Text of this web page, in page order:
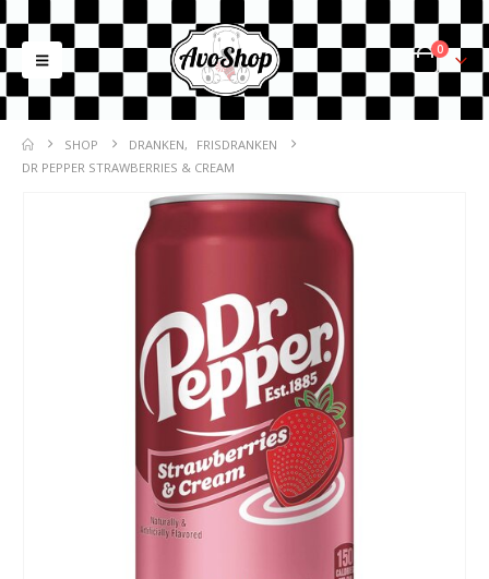
0
SHOP DRANKEN,
FRISDRANKEN
DR PEPPER STRAWBERRIES & CREAM